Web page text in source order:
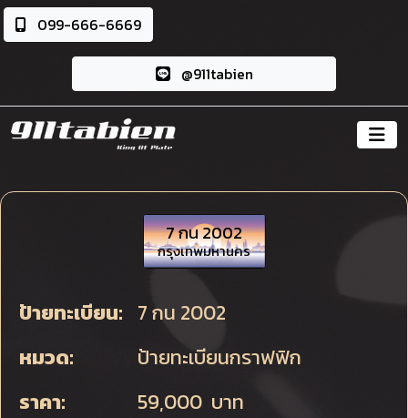
099-666-6669
@911tabien
7 กน 2002
กรุงเทพมหานคร
ป้ายทะเบียน: 7 กน 2002
หมวด:
ป้ายทะเบียนกราฟฟิก
ราคา:
59,000 บาท